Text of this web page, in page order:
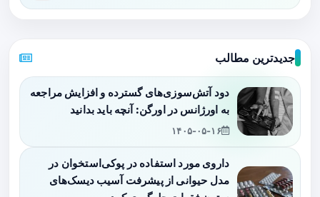
جدیدترین مطالب
دود آتش‌سوزی‌های گسترده و افزایش مراجعه
به اورژانس در اورگن: آنچه باید بدانید
۱۴۰۵-۰۵-۱۶
داروی مورد استفاده در پوکی‌استخوان در
مدل حیوانی از پیشرفت آسیب دیسک‌های